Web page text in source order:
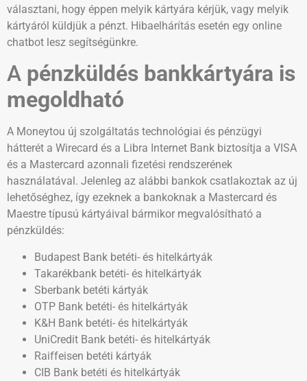
választani, hogy éppen melyik kártyára kérjük, vagy melyik
kártyáról küldjük a pénzt. Hibaelhárítás esetén egy online
chatbot lesz segítségünkre.
A pénzküldés bankkártyára is
megoldható
A Moneytou új szolgáltatás technológiai és pénzügyi
hátterét a Wirecard és a Libra Internet Bank biztosítja a VISA
és a Mastercard azonnali fizetési rendszerének
használatával. Jelenleg az alábbi bankok csatlakoztak az új
lehetőséghez, így ezeknek a bankoknak a Mastercard és
Maestre típusú kártyáival bármikor megvalósítható a
pénzküldés:
Budapest Bank betéti- és hitelkártyák
Takarékbank betéti- és hitelkártyák
Sberbank betéti kártyák
OTP Bank betéti- és hitelkártyák
K&H Bank betéti- és hitelkártyák
UniCredit Bank betéti- és hitelkártyák
Raiffeisen betéti kártyák
CIB Bank betéti és hitelkártyák